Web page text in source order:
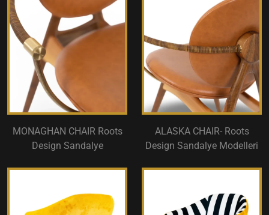
MONAGHAN CHAIR Roots
Design Sandalye
ALASKA CHAIR- Roots
Design Sandalye Modelleri